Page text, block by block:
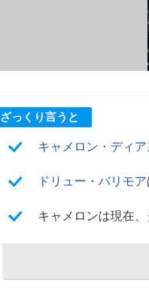
ざっくり言うと
キャメロン・ディア
ドリュー・バリモア
キャメロンは現在